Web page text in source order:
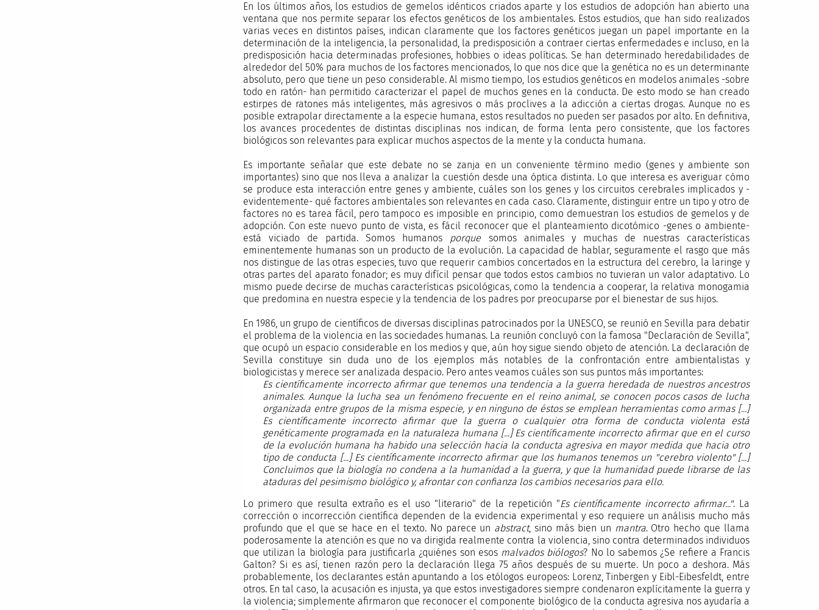
En los últimos años, los estudios de gemelos idénticos criados aparte y los estudios de adopción han abierto una
ventana que nos permite separar los efectos genéticos de los ambientales. Estos estudios, que han sido realizados
varias veces en distintos países, indican claramente que los factores genéticos juegan un papel importante en la
determinación de la inteligencia, la personalidad, la predisposición a contraer ciertas enfermedades e incluso, en la
predisposición hacia determinadas profesiones, hobbies o ideas políticas. Se han determinado heredabilidades de
alrededor del 50% para muchos de los factores mencionados, lo que nos dice que la genética no es un determinante
absoluto, pero que tiene un peso considerable. Al mismo tiempo, los estudios genéticos en modelos animales -sobre
todo en ratón- han permitido caracterizar el papel de muchos genes en la conducta. De esto modo se han creado
estirpes de ratones más inteligentes, más agresivos o más proclives a la adicción a ciertas drogas. Aunque no es
posible extrapolar directamente a la especie humana, estos resultados no pueden ser pasados por alto. En definitiva,
los avances procedentes de distintas disciplinas nos indican, de forma lenta pero consistente, que los factores
biológicos son relevantes para explicar muchos aspectos de la mente y la conducta humana.
Es importante señalar que este debate no se zanja en un conveniente término medio (genes y ambiente son
importantes) sino que nos lleva a analizar la cuestión desde una óptica distinta. Lo que interesa es averiguar cómo
se produce esta interacción entre genes y ambiente, cuáles son los genes y los circuitos cerebrales implicados y -
evidentemente- qué factores ambientales son relevantes en cada caso. Claramente, distinguir entre un tipo y otro de
factores no es tarea fácil, pero tampoco es imposible en principio, como demuestran los estudios de gemelos y de
adopción. Con este nuevo punto de vista, es fácil reconocer que el planteamiento dicotómico -genes o ambiente-
está viciado de partida. Somos humanos porque somos animales y muchas de nuestras características
eminentemente humanas son un producto de la evolución. La capacidad de hablar, seguramente el rasgo que más
nos distingue de las otras especies, tuvo que requerir cambios concertados en la estructura del cerebro, la laringe y
otras partes del aparato fonador; es muy difícil pensar que todos estos cambios no tuvieran un valor adaptativo. Lo
mismo puede decirse de muchas características psicológicas, como la tendencia a cooperar, la relativa monogamia
que predomina en nuestra especie y la tendencia de los padres por preocuparse por el bienestar de sus hijos.
En 1986, un grupo de científicos de diversas disciplinas patrocinados por la UNESCO, se reunió en Sevilla para debatir
el problema de la violencia en las sociedades humanas. La reunión concluyó con la famosa "Declaración de Sevilla",
que ocupó un espacio considerable en los medios y que, aún hoy sigue siendo objeto de atención. La declaración de
Sevilla constituye sin duda uno de los ejemplos más notables de la confrontación entre ambientalistas y
biologicistas y merece ser analizada despacio. Pero antes veamos cuáles son sus puntos más importantes:
Es científicamente incorrecto afirmar que tenemos una tendencia a la guerra heredada de nuestros ancestros
animales. Aunque la lucha sea un fenómeno frecuente en el reino animal, se conocen pocos casos de lucha
organizada entre grupos de la misma especie, y en ninguno de éstos se emplean herramientas como armas [...]
Es científicamente incorrecto afirmar que la guerra o cualquier otra forma de conducta violenta está
genéticamente programada en la naturaleza humana [...] Es científicamente incorrecto afirmar que en el curso
de la evolución humana ha habido una selección hacia la conducta agresiva en mayor medida que hacia otro
tipo de conducta [...] Es científicamente incorrecto afirmar que los humanos tenemos un "cerebro violento" [...]
Concluimos que la biología no condena a la humanidad a la guerra, y que la humanidad puede librarse de las
ataduras del pesimismo biológico y, afrontar con confianza los cambios necesarios para ello.
Lo primero que resulta extraño es el uso "literario" de la repetición "Es científicamente incorrecto afirmar...". La
corrección o incorrección científica dependen de la evidencia experimental y eso requiere un análisis mucho más
profundo que el que se hace en el texto. No parece un abstract, sino más bien un mantra. Otro hecho que llama
poderosamente la atención es que no va dirigida realmente contra la violencia, sino contra determinados individuos
que utilizan la biología para justificarla ¿quiénes son esos malvados biólogos? No lo sabemos ¿Se refiere a Francis
Galton? Si es así, tienen razón pero la declaración llega 75 años después de su muerte. Un poco a deshora. Más
probablemente, los declarantes están apuntando a los etólogos europeos: Lorenz, Tinbergen y Eibl-Eibesfeldt, entre
otros. En tal caso, la acusación es injusta, ya que estos investigadores siempre condenaron explícitamente la guerra y
la violencia; simplemente afirmaron que reconocer el componente biológico de la conducta agresiva nos ayudaría a